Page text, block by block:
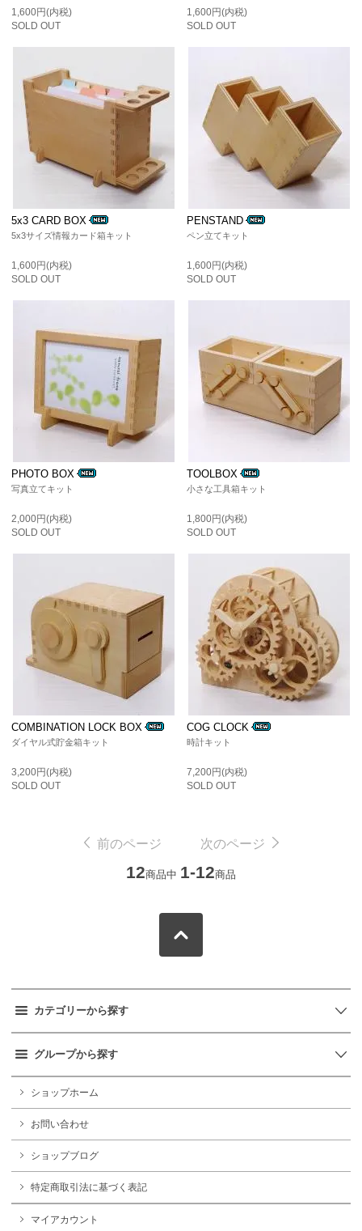
1,600円(内税)
SOLD OUT
1,600円(内税)
SOLD OUT
5x3 CARD BOX
5x3サイズ情報カード箱キット
1,600円(内税)
SOLD OUT
PENSTAND
ペン立てキット
1,600円(内税)
SOLD OUT
PHOTO BOX
写真立てキット
2,000円(内税)
SOLD OUT
TOOLBOX
小さな工具箱キット
1,800円(内税)
SOLD OUT
COMBINATION LOCK BOX
ダイヤル式貯金箱キット
3,200円(内税)
SOLD OUT
COG CLOCK
時計キット
7,200円(内税)
SOLD OUT
前のページ 次のページ
12商品中 1-12商品
カテゴリーから探す
グループから探す
ショップホーム
お問い合わせ
ショップブログ
特定商取引法に基づく表記
マイアカウント